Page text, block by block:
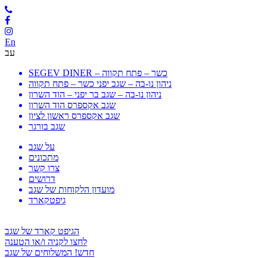
En
עב
SEGEV DINER – כשר – פתח תקווה
ניהון נו-בה – שגב יפני כשר – פתח תקווה
ניהון נו-בה – שגב בר יפני – הוד השרון
שגב אקספרס הוד השרון
שגב אקספרס ראשון לציון
שגב בורגר
על שגב
מתכונים
צרו קשר
דרושים
מועדון הלקוחות של שגב
גיפטקארד
הגיפט קארד של שגב
לחצו לקניה ו/או הטענה
חדש! המשלוחים של שגב